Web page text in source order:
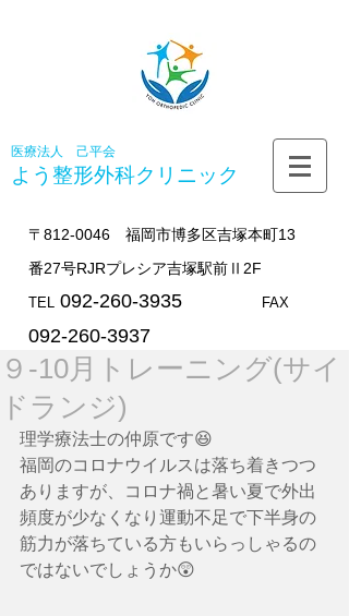
医療法人 己平会
よう整形外科クリニック
〒812-0046 福岡市博多区吉塚本町13
番27号RJRプレシア吉塚駅前Ⅱ2F
TEL 092-260-3935 FAX
092-260-3937
９-10月トレーニング(サイ
ドランジ)
理学療法士の仲原です😆
福岡のコロナウイルスは落ち着きつつ
ありますが、コロナ禍と暑い夏で外出
頻度が少なくなり運動不足で下半身の
筋力が落ちている方もいらっしゃるの
ではないでしょうか😲